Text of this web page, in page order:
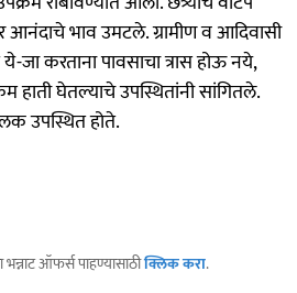
आनंदाचे भाव उमटले. ग्रामीण व आदिवासी
ये-जा करताना पावसाचा त्रास होऊ नये,
हाती घेतल्याचे उपस्थितांनी सांगितले.
उपस्थित होते.
ऑफर्स पाहण्यासाठीक्लिक करा.